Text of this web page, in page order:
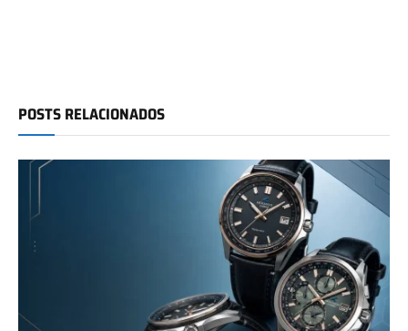
POSTS RELACIONADOS